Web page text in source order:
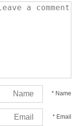
Name
*
Email
*